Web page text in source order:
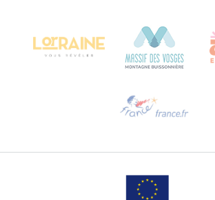
Sprechen Sie uns per E-Mail